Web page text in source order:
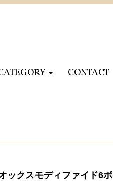
CONTACT
クスモディファイド6